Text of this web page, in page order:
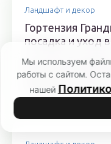
Ландшафт и декор
Гортензия
посадка и уход
Гортензия
растение, которое
оформления
Мы используем
работы с сайтом.
нашей